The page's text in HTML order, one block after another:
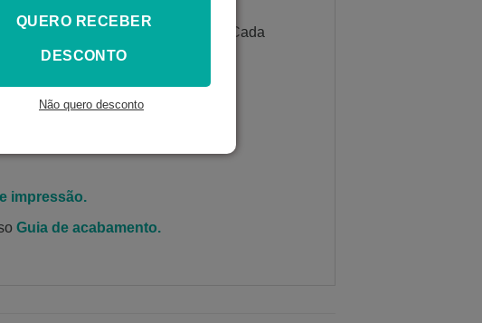
de sílica gel dissecante. Cada
de trabalho e cor.
impressão.
Guia de acabamento.
QUERO RECEBER
DESCONTO
Não quero desconto